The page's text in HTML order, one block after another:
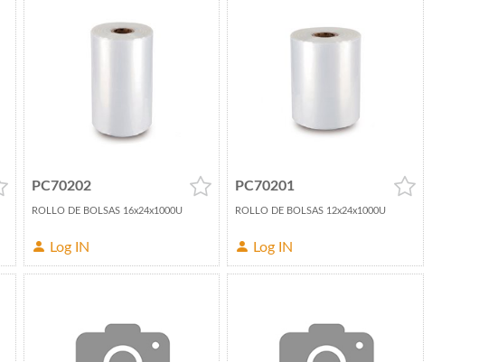
PC70202
ROLLO DE BOLSAS 16x24x1000U
Log IN
PC70201
ROLLO DE BOLSAS 12x24x1000U
Log IN